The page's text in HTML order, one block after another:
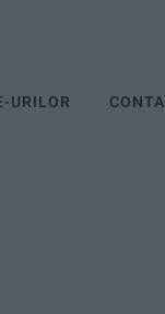
URILOR